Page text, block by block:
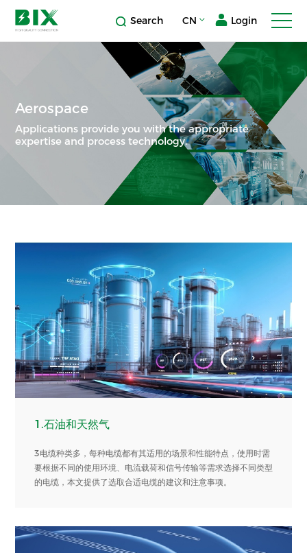
Search CN Login
Aerospace
Applications provide you with the appropriate
expertise and process technology.
1.石油和天然气
3电缆种类多，每种电缆都有其适用的场景和性能特点，使用时需
要根据不同的使用环境、电流载荷和信号传输等需求选择不同类型
的电缆，本文提供了选取合适电缆的建议和注意事项。